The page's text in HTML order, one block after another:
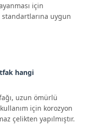
için
standartlarına uygun
hangi
uzun ömürlü
için korozyon
çelikten yapılmıştır.